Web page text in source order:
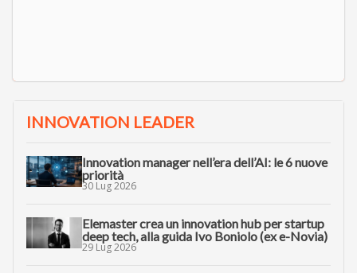
INNOVATION LEADER
Innovation manager nell’era dell’AI: le 6 nuove
priorità
30 Lug 2026
Elemaster crea un innovation hub per startup
deep tech, alla guida Ivo Boniolo (ex e-Novia)
29 Lug 2026